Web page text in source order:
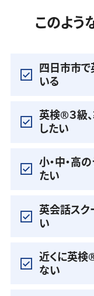
このよう
四日市市で
いる
英検®️３級、
したい
小・中・高
たい
英会話スク
い
近くに英検
ない